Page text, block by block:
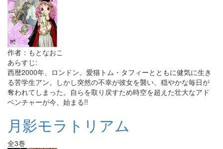
作者：もとなおこ
あらすじ:
西暦2000年、ロンドン。愛猫トム・タフィーとともに健気に生き
る苦学生アン。しかし突然の不幸が彼女を襲い、穏やかな毎日が
奪われてしまった。自らを取り戻すため時空を超えた壮大なアド
ベンチャーが今、始まる!!
月影モラトリアム
全3巻